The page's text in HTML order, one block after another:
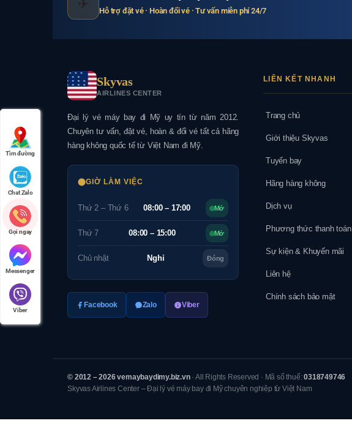
✈ Hỗ trợ đặt vé · Hoàn đổi vé · Tư vấn miễn phí 24/7
Skyvas
AIRLINES CENTER
Đại lý vé máy bay đi Mỹ uy tín từ năm 2012.
Chuyên tư vấn, đặt vé, hoàn & đổi vé tất cả hãng
hàng không quốc tế từ Việt Nam đi Mỹ.
GIỜ LÀM VIỆC
Thứ 2 – Thứ 6 08:00 – 17:00 Mở
Thứ 7 08:00 – 15:00 Mở
Chủ nhật Nghỉ Đóng
Facebook Zalo Viber
LIÊN KẾT NHANH
Trang chủ
Giới thiệu Skyvas
Tuyến bay
Hãng hàng không
Dịch vụ
Phương thức thanh toán
Sự kiện & Khuyến mãi
Liên hệ
Chính sách bảo mật
© 2012 – 2026 vemaybaydimy.biz.vn· All Rights Reserved · Mã số thuế:0318749746
Skyvas Airlines Center – Đại lý vé máy bay đi Mỹ chuyên nghiệp từ Việt Nam
Tìm đường
Chat Zalo
Gọi ngay
Messenger
Viber